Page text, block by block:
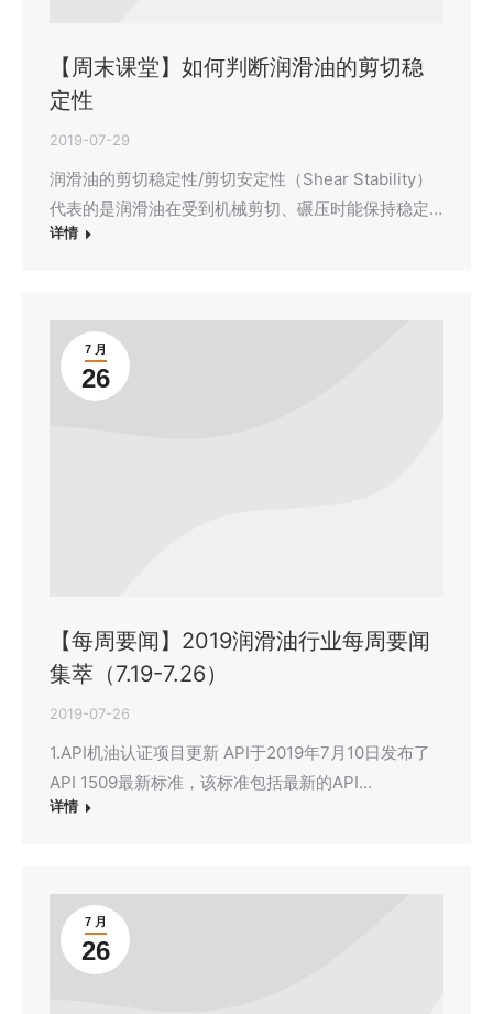
【周末课堂】如何判断润滑油的剪切稳
定性
2019-07-29
润滑油的剪切稳定性/剪切安定性（Shear Stability）
代表的是润滑油在受到机械剪切、碾压时能保持稳定…
详情
7 月
26
【每周要闻】2019润滑油行业每周要闻
集萃（7.19-7.26）
2019-07-26
1.API机油认证项目更新 API于2019年7月10日发布了
API 1509最新标准，该标准包括最新的API…
详情
7 月
26